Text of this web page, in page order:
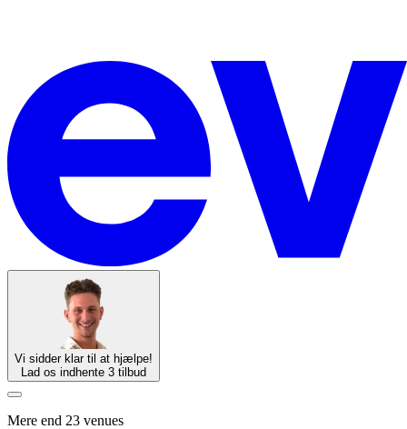
Vi sidder klar til at hjælpe!
Lad os indhente 3 tilbud
Mere end 23 venues